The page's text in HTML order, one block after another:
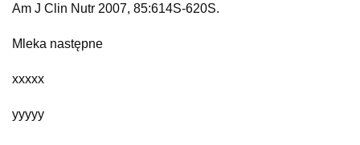
Am J Clin Nutr 2007, 85:614S-620S.
Mleka następne
xxxxx
yyyyy